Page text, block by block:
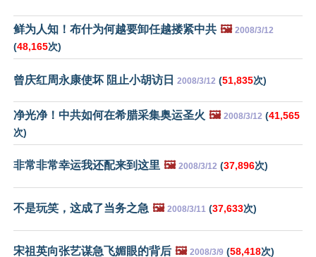
鲜为人知！布什为何越要卸任越搂紧中共 🖼️ 2008/3/12
(48,165次)
曾庆红周永康使坏 阻止小胡访日 2008/3/12 (51,835次)
净光净！中共如何在希腊采集奥运圣火 🖼️ 2008/3/12 (41,565
次)
非常非常幸运我还配来到这里 🖼️ 2008/3/12 (37,896次)
不是玩笑，这成了当务之急 🖼️ 2008/3/11 (37,633次)
宋祖英向张艺谋急飞媚眼的背后 🖼️ 2008/3/9 (58,418次)